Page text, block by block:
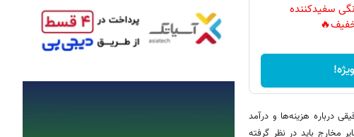
سفیدکننده
درباره هزینه‌ها و درآمد
مخارج باید در نظر گرفته